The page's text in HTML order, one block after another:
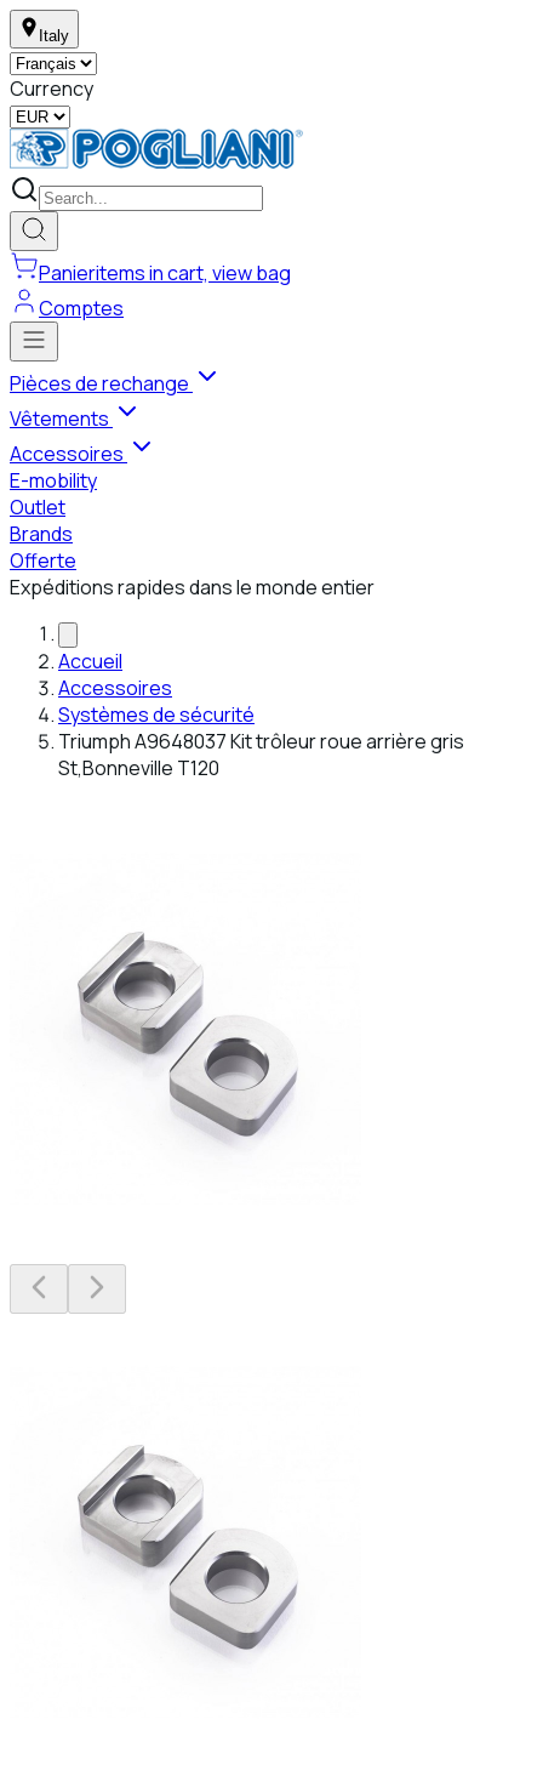
Italy
Currency
Panieritems in cart, view bag
Comptes
Pièces de rechange
Vêtements
Accessoires
E-mobility
Outlet
Brands
Offerte
Expéditions rapides dans le monde entier
Accueil
Accessoires
Systèmes de sécurité
Triumph A9648037 Kit trôleur roue arrière gris
St,Bonneville T120